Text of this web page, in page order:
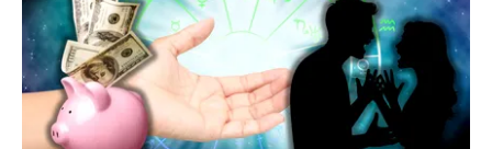
ACTUALITATE